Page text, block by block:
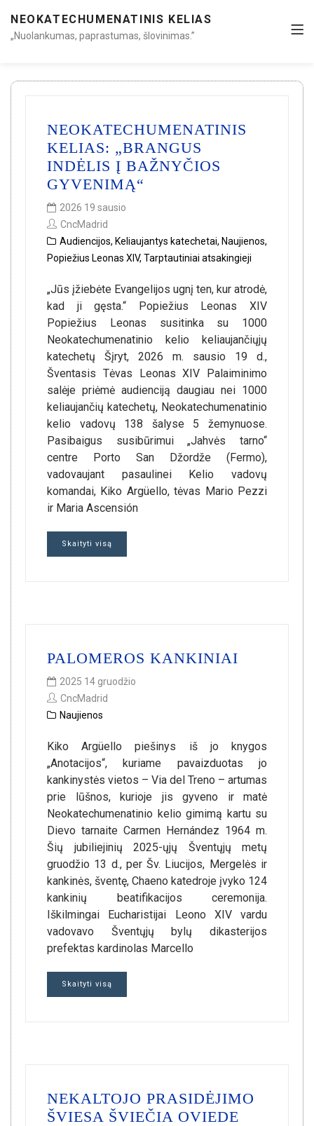
NEOKATECHUMENATINIS KELIAS
„Nuolankumas, paprastumas, šlovinimas.”
NEOKATECHUMENATINIS
KELIAS: „BRANGUS
INDĖLIS Į BAŽNYČIOS
GYVENIMĄ“
2026 19 sausio
CncMadrid
Audiencijos, Keliaujantys katechetai, Naujienos,
Popiežius Leonas XIV, Tarptautiniai atsakingieji
„Jūs įžiebėte Evangelijos ugnį ten, kur atrodė,
kad ji gęsta.“ Popiežius Leonas XIV
Popiežius Leonas susitinka su 1000
Neokatechumenatinio kelio keliaujančiųjų
katechetų Šįryt, 2026 m. sausio 19 d.,
Šventasis Tėvas Leonas XIV Palaiminimo
salėje priėmė audienciją daugiau nei 1000
keliaujančių katechetų, Neokatechumenatinio
kelio vadovų 138 šalyse 5 žemynuose.
Pasibaigus susibūrimui „Jahvės tarno“
centre Porto San Džordže (Fermo),
vadovaujant pasaulinei Kelio vadovų
komandai, Kiko Argüello, tėvas Mario Pezzi
ir Maria Ascensión
Skaityti visą
PALOMEROS KANKINIAI
2025 14 gruodžio
CncMadrid
Naujienos
Kiko Argüello piešinys iš jo knygos
„Anotacijos“, kuriame pavaizduotas jo
kankinystės vietos – Via del Treno – artumas
prie lūšnos, kurioje jis gyveno ir matė
Neokatechumenatinio kelio gimimą kartu su
Dievo tarnaite Carmen Hernández 1964 m.
Šių jubiliejinių 2025-ųjų Šventųjų metų
gruodžio 13 d., per Šv. Liucijos, Mergelės ir
kankinės, šventę, Chaeno katedroje įvyko 124
kankinių beatifikacijos ceremonija.
Iškilmingai Eucharistijai Leono XIV vardu
vadovavo Šventųjų bylų dikasterijos
prefektas kardinolas Marcello
Skaityti visą
NEKALTOJO PRASIDĖJIMO
ŠVIESA ŠVIEČIA OVIEDE